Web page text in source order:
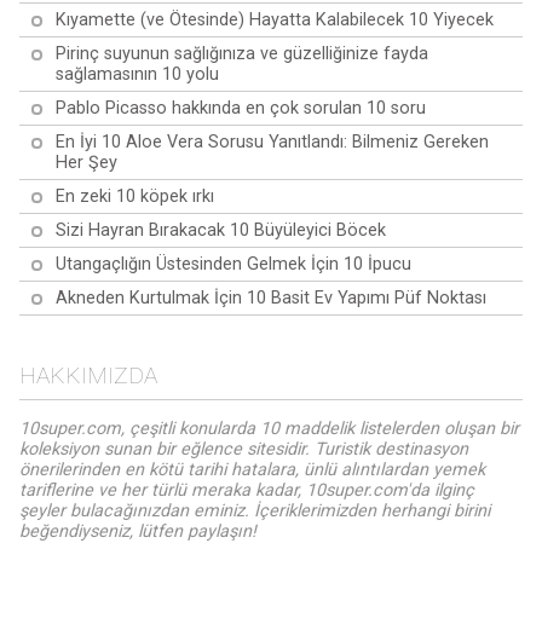
Kıyamette (ve Ötesinde) Hayatta Kalabilecek 10 Yiyecek
Pirinç suyunun sağlığınıza ve güzelliğinize fayda
sağlamasının 10 yolu
Pablo Picasso hakkında en çok sorulan 10 soru
En İyi 10 Aloe Vera Sorusu Yanıtlandı: Bilmeniz Gereken
Her Şey
En zeki 10 köpek ırkı
Sizi Hayran Bırakacak 10 Büyüleyici Böcek
Utangaçlığın Üstesinden Gelmek İçin 10 İpucu
Akneden Kurtulmak İçin 10 Basit Ev Yapımı Püf Noktası
HAKKIMIZDA
10super.com, çeşitli konularda 10 maddelik listelerden oluşan bir
koleksiyon sunan bir eğlence sitesidir. Turistik destinasyon
önerilerinden en kötü tarihi hatalara, ünlü alıntılardan yemek
tariflerine ve her türlü meraka kadar, 10super.com'da ilginç
şeyler bulacağınızdan eminiz. İçeriklerimizden herhangi birini
beğendiyseniz, lütfen paylaşın!